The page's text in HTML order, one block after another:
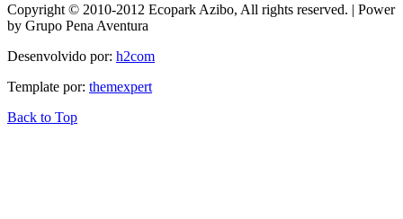
Copyright © 2010-2012 Ecopark Azibo, All rights reserved. | Power
by Grupo Pena Aventura
Desenvolvido por: h2com
Template por: themexpert
Back to Top